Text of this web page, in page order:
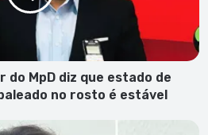
MpD diz que estado de
no rosto é estável